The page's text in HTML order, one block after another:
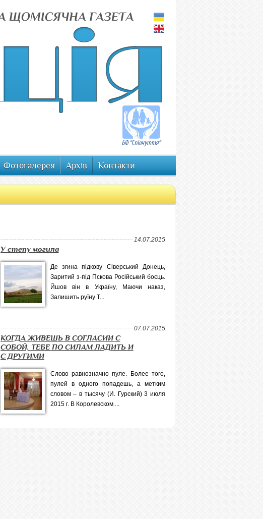
Фотогалерея Архів Контакти
14.07.2015
У степу могила
Де згина підкову Сіверський Донець,
Заритий з-під Пскова Російський боєць.
Йшов він в Україну, Маючи наказ,
Залишить руїну Т...
07.07.2015
КОГДА ЖИВЕШЬ В СОГЛАСИИ С
СОБОЙ, ТЕБЕ ПО СИЛАМ ЛАДИТЬ И
С ДРУГИМИ
Слово равнозначно пуле. Более того,
пулей в одного попадешь, а метким
словом – в тысячу (И. Гурский) 3 июля
2015 г. В Королевском ...